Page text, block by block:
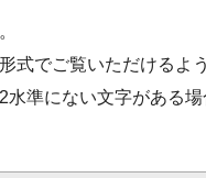
式でご覧いただける
水準にない文字がある